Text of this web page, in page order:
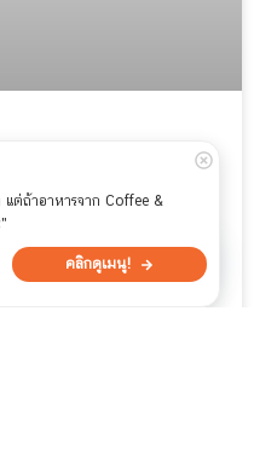
Forum
ะนำสินค้า อีเวนท์ กิจกรรม
ลี้ยง
here!
Open
ต่ถ้าอาหารจาก Coffee &
คลิกดูเมนู!